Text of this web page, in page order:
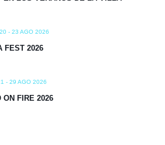
- 23 AGO 2026
FEST 2026
- 29 AGO 2026
ON FIRE 2026